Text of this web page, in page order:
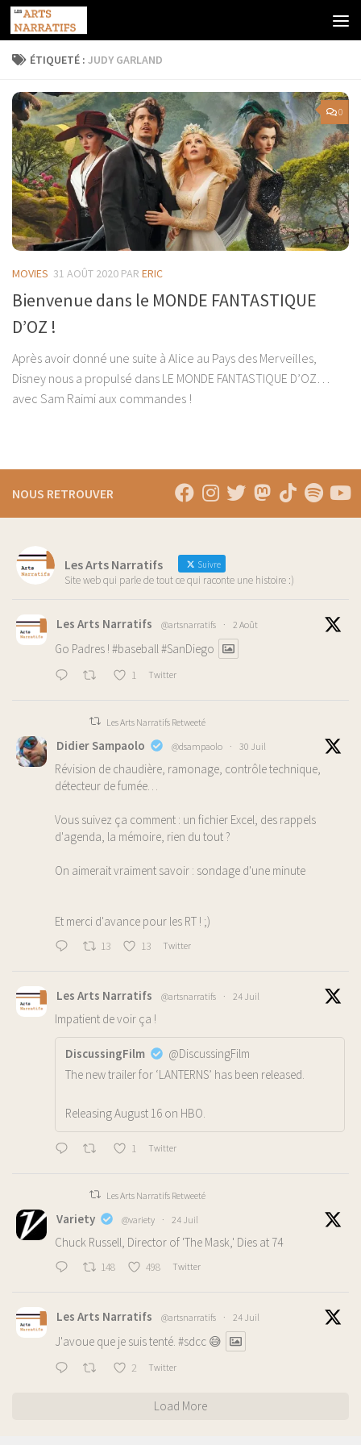
Skip to content
ÉTIQUETÉ : JUDY GARLAND
0
MOVIES 31 AOÛT 2020 PAR ERIC
Bienvenue dans le MONDE FANTASTIQUE
D’OZ !
Après avoir donné une suite à Alice au Pays des Merveilles,
Disney nous a propulsé dans LE MONDE FANTASTIQUE D’OZ…
avec Sam Raimi aux commandes !
NOUS RETROUVER
Les Arts Narratifs Suivre
Site web qui parle de tout ce qui raconte une histoire :)
Les Arts Narratifs @artsnarratifs · 2 Août
Go Padres ! #baseball #SanDiego
1 Twitter
Les Arts Narratifs Retweeté
Didier Sampaolo @dsampaolo · 30 Juil
Révision de chaudière, ramonage, contrôle technique,
détecteur de fumée…
Vous suivez ça comment : un fichier Excel, des rappels
d'agenda, la mémoire, rien du tout ?
On aimerait vraiment savoir : sondage d'une minute
Et merci d'avance pour les RT ! ;)
13 13 Twitter
Les Arts Narratifs @artsnarratifs · 24 Juil
Impatient de voir ça !
DiscussingFilm
@DiscussingFilm
The new trailer for ‘LANTERNS’ has been released.
Releasing August 16 on HBO.
1 Twitter
Les Arts Narratifs Retweeté
Variety @variety · 24 Juil
Chuck Russell, Director of 'The Mask,' Dies at 74
148 498 Twitter
Les Arts Narratifs @artsnarratifs · 24 Juil
J'avoue que je suis tenté. #sdcc 😅
2 Twitter
Load More